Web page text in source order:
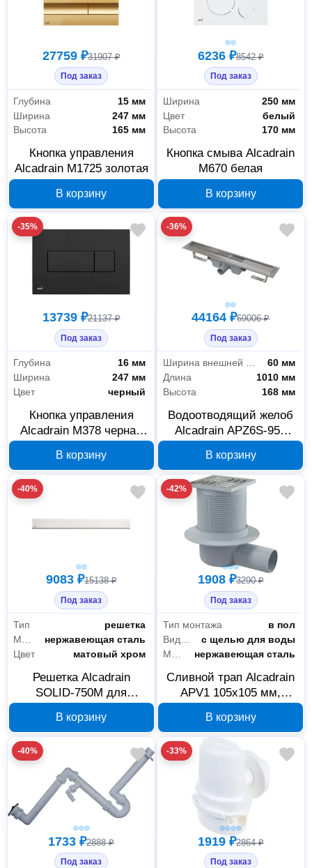
27759 ₽31907 ₽
Под заказ
Глубина
15 мм
Ширина
247 мм
Высота
165 мм
Кнопка управления
Alcadrain M1725 золотая
В корзину
6236 ₽8542 ₽
Под заказ
Ширина
250 мм
Цвет
белый
Высота
170 мм
Кнопка смыва Alcadrain
M670 белая
В корзину
-35%
13739 ₽21137 ₽
Под заказ
Глубина
16 мм
Ширина
247 мм
Цвет
черный
Кнопка управления
Alcadrain M378 черная
В корзину
-36%
44164 ₽69006 ₽
Под заказ
Ширина внешней части
60 мм
Длина
1010 мм
Высота
168 мм
Водоотводящий желоб
Alcadrain APZ6S-950
цельной решетки
В корзину
-40%
9083 ₽15138 ₽
Под заказ
Тип
решетка
нержавеющая сталь
Цвет
матовый хром
Решетка Alcadrain
SOLID-750M для
желоба, матовый хром
В корзину
-42%
1908 ₽3290 ₽
Под заказ
Тип монтажа
в пол
с щелью для воды
нержавеющая сталь
Сливной трап Alcadrain
APV1 105х105 мм,
В корзину
-40%
1733 ₽2888 ₽
Под заказ
-33%
1919 ₽2864 ₽
Под заказ